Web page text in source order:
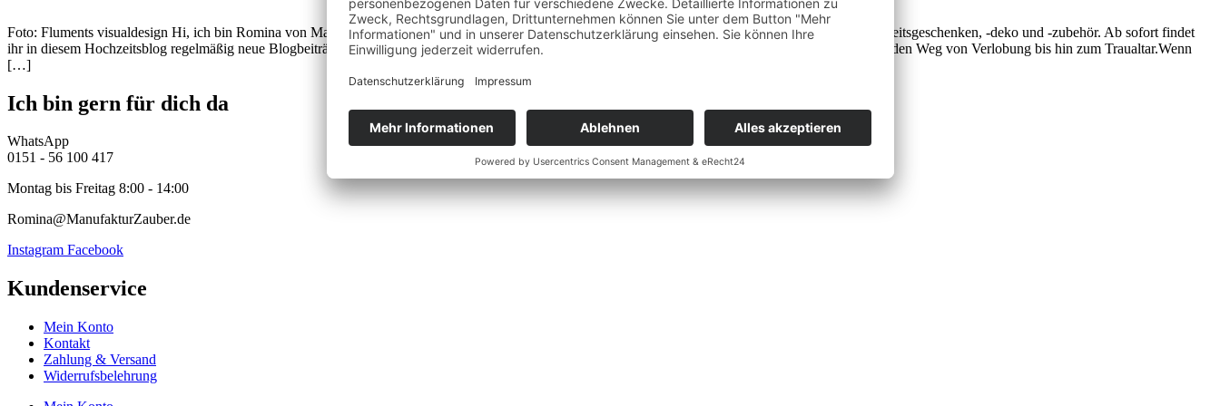
Foto: Fluments visualdesign Hi, ich bin Romina von ManufakturZauber und Inhaberin von diesem wundervollen Hochzeitshop mit personalisierten Hochzeitsgeschenken, -deko und -zubehör. Ab sofort findet
ihr in diesem Hochzeitsblog regelmäßig neue Blogbeiträge rund um das Thema Hochzeit und was eine Bride To Be so alles beschäftigt auf ihrem aufregenden Weg von Verlobung bis hin zum Traualtar.Wenn
[…]
Ich bin gern für dich da
WhatsApp
0151 - 56 100 417
Montag bis Freitag 8:00 - 14:00
Romina@ManufakturZauber.de
Instagram Facebook
Kundenservice
Mein Konto
Kontakt
Zahlung & Versand
Widerrufsbelehrung